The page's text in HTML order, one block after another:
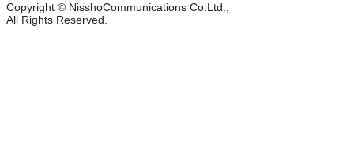
Copyright © NisshoCommunications Co.Ltd.,
All Rights Reserved.